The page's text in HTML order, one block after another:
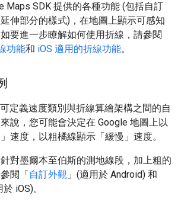
Maps SDK 提供的各種功能 (包括自訂
伸部分的樣式)，在地圖上顯示可感知
要進一步瞭解如何使用折線，請參閱
功能和 iOS 適用的折線功能。
定義速度類別與折線算繪架構之間的自
說，您可能會決定在 Google 地圖上以
速度，以粗橘線顯示「緩慢」速度。
對墨爾本至伯斯的測地線段，加上粗的
閱「自訂外觀 」(適用於 Android) 和
iOS)。